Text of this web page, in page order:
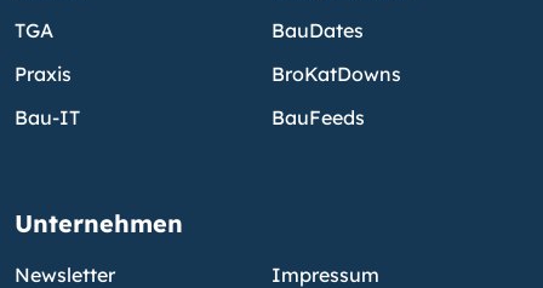
TGA
Praxis
Bau-IT
BauDates
BroKatDowns
BauFeeds
Unternehmen
Newsletter
Impressum